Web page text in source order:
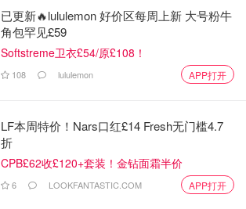
已更新🔥lululemon 好价区每周上新 大号粉牛
角包罕见£59
Softstreme卫衣£54/原£108！
108 lululemon APP打开
LF本周特价！Nars口红£14 Fresh无门槛4.7
折
CPB£62收£120+套装！金钻面霜半价
6 LOOKFANTASTIC.COM APP打开